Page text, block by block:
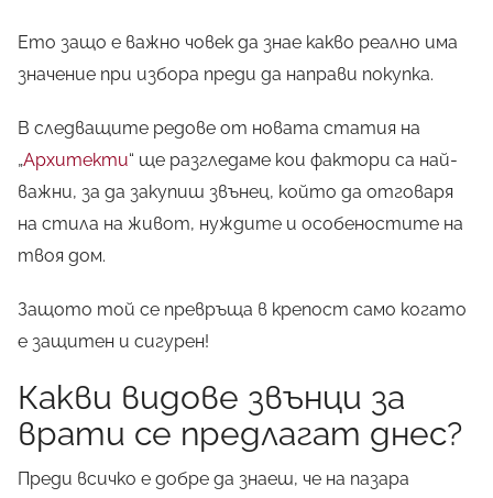
Ето защо е важно човек да знае какво реално има
значение при избора преди да направи покупка.
В следващите редове от новата статия на
„Архитекти“ ще разгледаме кои фактори са най-
важни, за да закупиш звънец, който да отговаря
на стила на живот, нуждите и особеностите на
твоя дом.
Защото той се превръща в крепост само когато
е защитен и сигурен!
Какви видове звънци за
врати се предлагат днес?
Преди всичко е добре да знаеш, че на пазара